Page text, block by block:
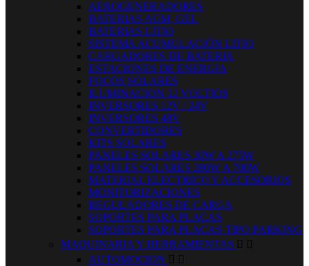
AEROGENERADORES
BATERIAS AGM, GEL
BATERIAS LITIO
SISTEMA ACUMULACIÓN LITIO
CARGADORES DE BATERIA
ESTACIONES DE ENERGIA
FOCOS SOLARES
ILUMINACION 12 VOLTIOS
INVERSORES 12V / 24V
INVERSORES 48V
CONVERTIDORES
KITS SOLARES
PANELES SOLARES 30W A 275W
PANELES SOLARES 280W A 700W
MATERIAL ELECTRICO Y ACCESORIOS
MONITORIZACIONES
REGULADORES DE CARGA
SOPORTES PARA PLACAS
SOPORTES PARA PLACAS TIPO PARKING
MAQUINARIA Y HERRAMIENTAS  
AUTOMOCION  